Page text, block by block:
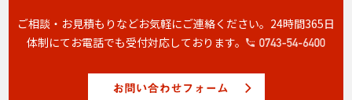
ご相談・お見積もりなどお気軽にご連絡ください。 24時間365日
体制にてお電話でも受付対応しております。